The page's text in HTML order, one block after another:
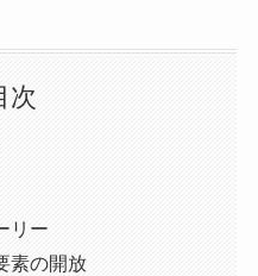
次
リー
素の開放